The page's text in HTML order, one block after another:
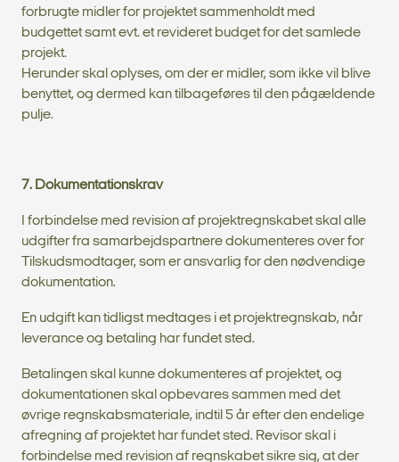
forbrugte midler for projektet sammenholdt med
budgettet samt evt. et revideret budget for det samlede
projekt.
Herunder skal oplyses, om der er midler, som ikke vil blive
benyttet, og dermed kan tilbageføres til den pågældende
pulje.
7. Dokumentationskrav
I forbindelse med revision af projektregnskabet skal alle
udgifter fra samarbejdspartnere dokumenteres over for
Tilskudsmodtager, som er ansvarlig for den nødvendige
dokumentation.
En udgift kan tidligst medtages i et projektregnskab, når
leverance og betaling har fundet sted.
Betalingen skal kunne dokumenteres af projektet, og
dokumentationen skal opbevares sammen med det
øvrige regnskabsmateriale, indtil 5 år efter den endelige
afregning af projektet har fundet sted. Revisor skal i
forbindelse med revision af regnskabet sikre sig, at der